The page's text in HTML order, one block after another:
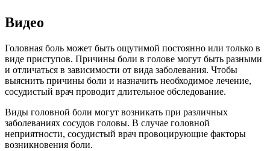
Видео
Головная боль может быть ощутимой постоянно или только в
виде приступов. Причины боли в голове могут быть разными
и отличаться в зависимости от вида заболевания. Чтобы
выяснить причины боли и назначить необходимое лечение,
сосудистый врач проводит длительное обследование.
Виды головной боли могут возникать при различных
заболеваниях сосудов головы. В случае головной
неприятности, сосудистый врач провоцирующие факторы
возникновения боли.